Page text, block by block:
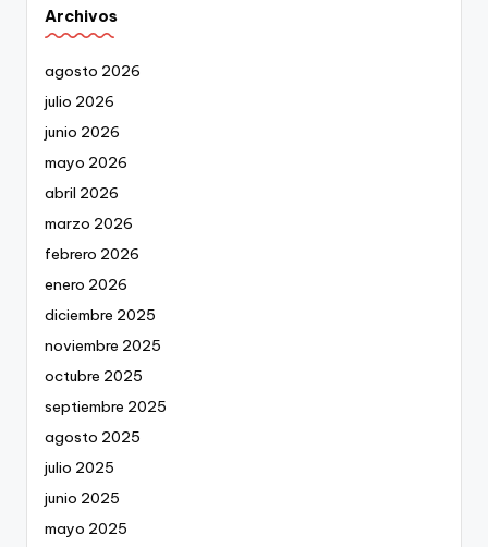
Archivos
agosto 2026
julio 2026
junio 2026
mayo 2026
abril 2026
marzo 2026
febrero 2026
enero 2026
diciembre 2025
noviembre 2025
octubre 2025
septiembre 2025
agosto 2025
julio 2025
junio 2025
mayo 2025